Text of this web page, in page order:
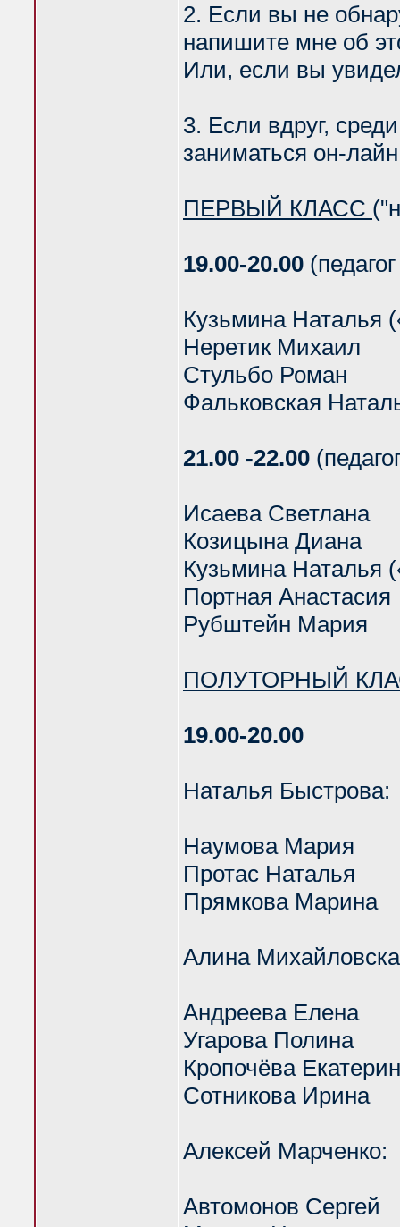
2. Если вы не
напишите мне об
Или, если вы
3. Если вдруг,
заниматься он-
ПЕРВЫЙ КЛАСС
19.00-20.00
Кузьмина Наталья
Неретик Михаил
Стульбо Роман
Фальковская
21.00 -22.00
Исаева Светлана
Козицына Диана
Кузьмина Наталья
Портная Анастасия
Рубштейн Мария
ПОЛУТОРНЫЙ
19.00-20.00
Наталья Быстрова:
Наумова Мария
Протас Наталья
Прямкова Марина
Алина
Андреева Елена
Угарова Полина
Кропочёва
Сотникова Ирина
Алексей Марченко:
Автомонов Сергей